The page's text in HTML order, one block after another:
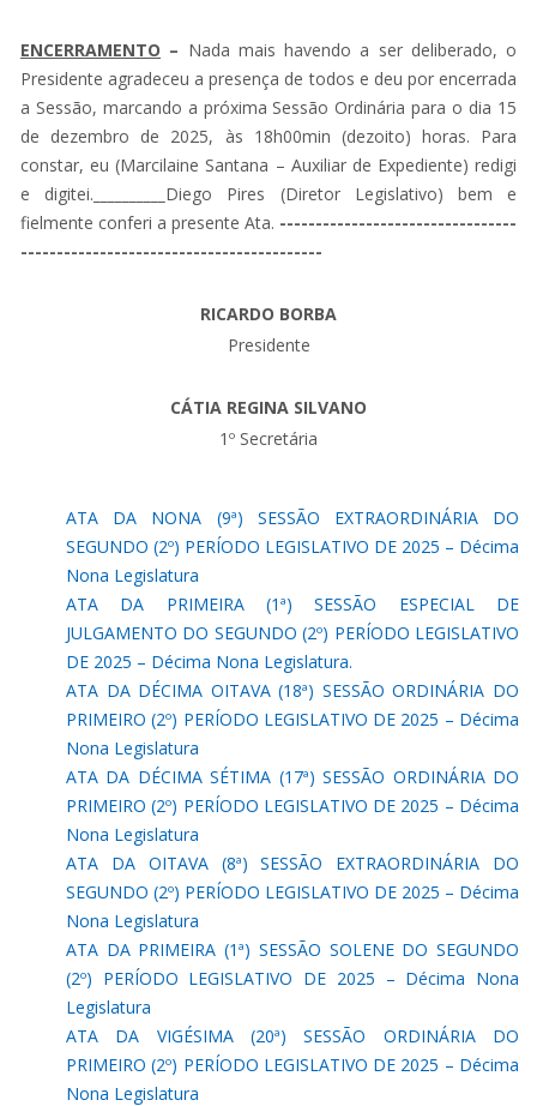
ENCERRAMENTO – Nada mais havendo a ser deliberado, o
Presidente agradeceu a presença de todos e deu por encerrada
a Sessão, marcando a próxima Sessão Ordinária para o dia 15
de dezembro de 2025, às 18h00min (dezoito) horas. Para
constar, eu (Marcilaine Santana – Auxiliar de Expediente) redigi
e digitei.
Diego Pires (Diretor Legislativo) bem e
fielmente conferi a presente Ata. ---------------------------------
------------------------------------------
RICARDO BORBA
Presidente
CÁTIA REGINA SILVANO
1º Secretária
ATA DA NONA (9ª) SESSÃO EXTRAORDINÁRIA DO
SEGUNDO (2º) PERÍODO LEGISLATIVO DE 2025 – Décima
Nona Legislatura
ATA DA PRIMEIRA (1ª) SESSÃO ESPECIAL DE
JULGAMENTO DO SEGUNDO (2º) PERÍODO LEGISLATIVO
DE 2025 – Décima Nona Legislatura.
ATA DA DÉCIMA OITAVA (18ª) SESSÃO ORDINÁRIA DO
PRIMEIRO (2º) PERÍODO LEGISLATIVO DE 2025 – Décima
Nona Legislatura
ATA DA DÉCIMA SÉTIMA (17ª) SESSÃO ORDINÁRIA DO
PRIMEIRO (2º) PERÍODO LEGISLATIVO DE 2025 – Décima
Nona Legislatura
ATA DA OITAVA (8ª) SESSÃO EXTRAORDINÁRIA DO
SEGUNDO (2º) PERÍODO LEGISLATIVO DE 2025 – Décima
Nona Legislatura
ATA DA PRIMEIRA (1ª) SESSÃO SOLENE DO SEGUNDO
(2º) PERÍODO LEGISLATIVO DE 2025 – Décima Nona
Legislatura
ATA DA VIGÉSIMA (20ª) SESSÃO ORDINÁRIA DO
PRIMEIRO (2º) PERÍODO LEGISLATIVO DE 2025 – Décima
Nona Legislatura